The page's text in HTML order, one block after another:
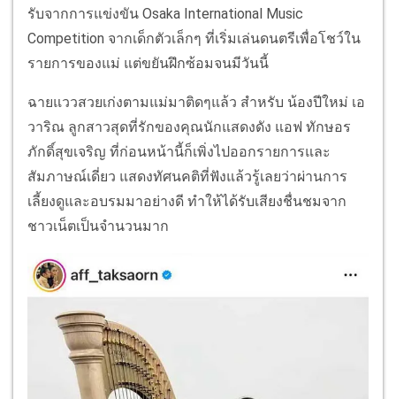
รับจากการแข่งขัน Osaka International Music
Competition จากเด็กตัวเล็กๆ ที่เริ่มเล่นดนตรีเพื่อโชว์ใน
รายการของแม่ แต่ขยันฝึกซ้อมจนมีวันนี้
ฉายแววสวยเก่งตามแม่มาติดๆแล้ว สำหรับ น้องปีใหม่ เอ
วาริณ ลูกสาวสุดที่รักของคุณนักแสดงดัง แอฟ ทักษอร
ภักดิ์สุขเจริญ ที่ก่อนหน้านี้ก็เพิ่งไปออกรายการและ
สัมภาษณ์เดี่ยว แสดงทัศนคติที่ฟังแล้วรู้เลยว่าผ่านการ
เลี้ยงดูและอบรมมาอย่างดี ทำให้ได้รับเสียงชื่นชมจาก
ชาวเน็ตเป็นจำนวนมาก